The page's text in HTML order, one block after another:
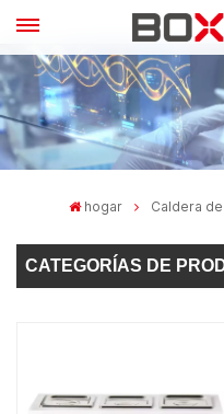
hogar Caldera
CATEGORÍAS DE